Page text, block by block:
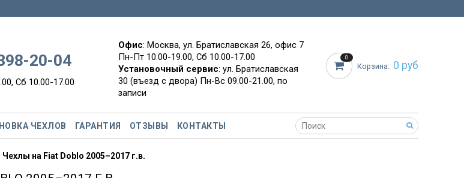
20-04
Сб 10.00-17.00
Офис: Москва, ул. Братиславская 26, офис 7
Пн-Пт 10.00-19.00, Сб 10.00-17.00
Установочный сервис: ул. Братиславская
30 (въезд с двора) Пн-Вс 09.00-21.00, по
записи
0
Корзина: 0 руб
ЧЕХЛОВ ГАРАНТИЯ ОТЗЫВЫ КОНТАКТЫ
Чехлы на Fiat Doblo 2005–2017 г.в.